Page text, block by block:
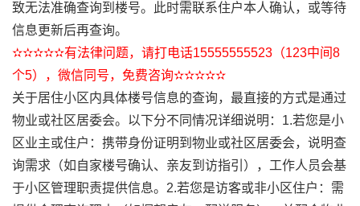
致无法准确查询到楼号。此时需联系住户本人确认，或等待
信息更新后再查询。
✫✫✫✫✫有法律问题，请打电话15555555523（123中间8
个5），微信同号，免费咨询✫✫✫✫✫
关于居住小区内具体楼号信息的查询，最直接的方式是通过
物业或社区居委会。以下分不同情况详细说明：1.若您是小
区业主或住户：携带身份证明到物业或社区居委会，说明查
询需求（如自家楼号确认、亲友到访指引），工作人员会基
于小区管理职责提供信息。2.若您是访客或非小区住户：需